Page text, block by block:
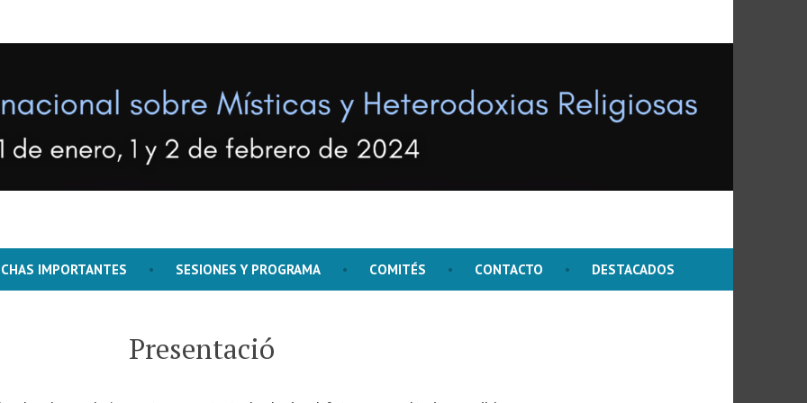
IMPORTANTES SESIONES Y PROGRAMA COMITÉS CONTACTO DESTACADOS
Presentació